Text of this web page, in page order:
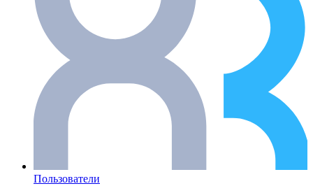
Пользователи